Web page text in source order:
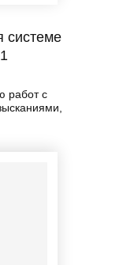
системе
работ с